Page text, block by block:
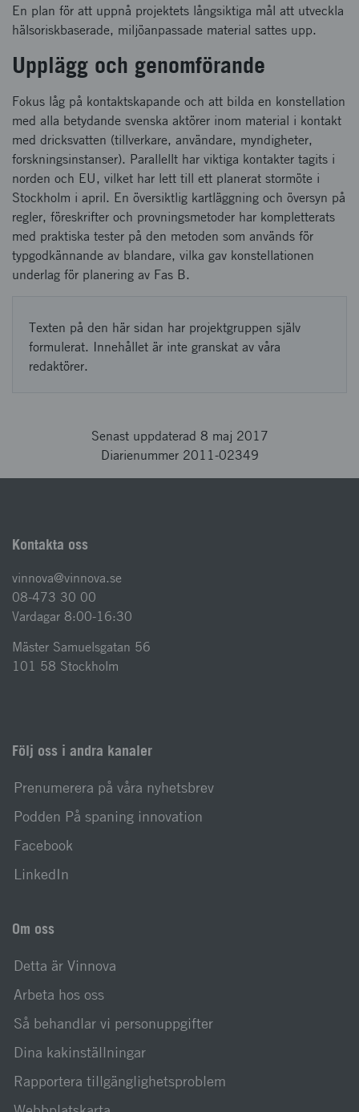
En plan för att uppnå projektets långsiktiga mål att utveckla
hälsoriskbaserade, miljöanpassade material sattes upp.
Upplägg och genomförande
Fokus låg på kontaktskapande och att bilda en konstellation
med alla betydande svenska aktörer inom material i kontakt
med dricksvatten (tillverkare, användare, myndigheter,
forskningsinstanser). Parallellt har viktiga kontakter tagits i
norden och EU, vilket har lett till ett planerat stormöte i
Stockholm i april. En översiktlig kartläggning och översyn på
regler, föreskrifter och provningsmetoder har kompletterats
med praktiska tester på den metoden som används för
typgodkännande av blandare, vilka gav konstellationen
underlag för planering av Fas B.
Texten på den här sidan har projektgruppen själv
formulerat. Innehållet är inte granskat av våra
redaktörer.
Senast uppdaterad 8 maj 2017
Diarienummer 2011-02349
Kontakta oss
vinnova@vinnova.se
08-473 30 00
Vardagar 8:00-16:30
Mäster Samuelsgatan 56
101 58 Stockholm
Följ oss i andra kanaler
Prenumerera på våra nyhetsbrev
Podden På spaning innovation
Facebook
LinkedIn
Om oss
Detta är Vinnova
Arbeta hos oss
Så behandlar vi personuppgifter
Dina kakinställningar
Rapportera tillgänglighetsproblem